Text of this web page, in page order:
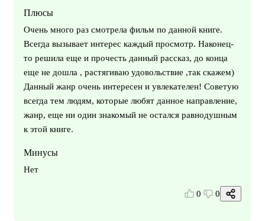
Плюсы
Очень много раз смотрела фильм по данной книге.
Всегда вызывает интерес каждый просмотр. Наконец-
то решила еще и прочесть данный рассказ, до конца
еще не дошла , растягиваю удовольствие ,так скажем)
Данный жанр очень интересен и увлекателен! Советую
всегда тем людям, которые любят данное направление,
жанр, еще ни один знакомый не остался равнодушным
к этой книге.
Минусы
Нет
0 0